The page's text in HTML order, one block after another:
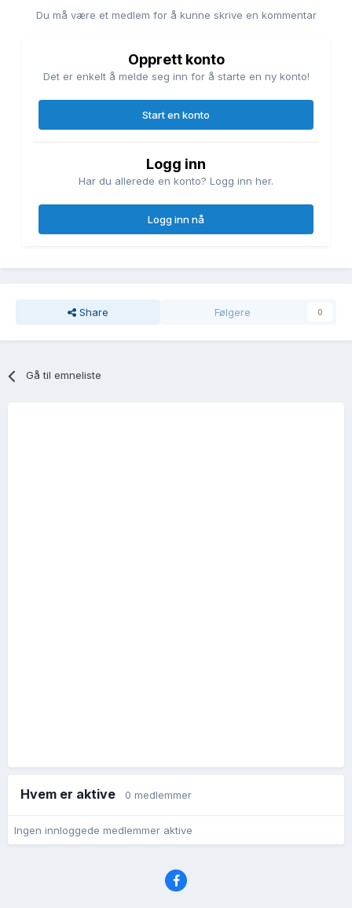
Du må være et medlem for å kunne skrive en kommentar
Opprett konto
Det er enkelt å melde seg inn for å starte en ny konto!
Start en konto
Logg inn
Har du allerede en konto? Logg inn her.
Logg inn nå
Share Følgere 0
Gå til emneliste
Hvem er aktive 0 medlemmer
Ingen innloggede medlemmer aktive